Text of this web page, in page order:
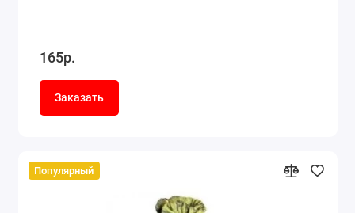
165р.
Заказать
Популярный